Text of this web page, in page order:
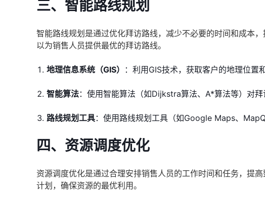
三、智能路线规划
智能路线规划是通过优化拜访路线，减少不必要的时间和成本
以为销售人员提供最优的拜访路线。
地理信息系统（GIS） ：利用GIS技术，获取客户的地理位置
智能算法：使用智能算法（如Dijkstra算法、A*算法等）对拜
路线规划工具：使用路线规划工具（如Google Maps、
四、资源调度优化
资源调度优化是通过合理安排销售人员的工作时间和任务，提
计划，确保资源的最优利用。